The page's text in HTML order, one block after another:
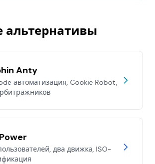
альтернативы
Anty
автоматизация, Cookie Robot,
два движка, ISO-